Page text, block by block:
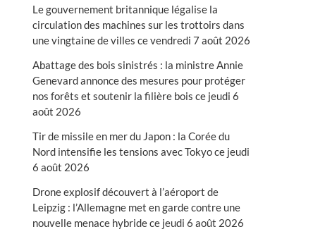
Le gouvernement britannique légalise la
circulation des machines sur les trottoirs dans
une vingtaine de villes ce vendredi 7 août 2026
Abattage des bois sinistrés : la ministre Annie
Genevard annonce des mesures pour protéger
nos forêts et soutenir la filière bois ce jeudi 6
août 2026
Tir de missile en mer du Japon : la Corée du
Nord intensifie les tensions avec Tokyo ce jeudi
6 août 2026
Drone explosif découvert à l’aéroport de
Leipzig : l’Allemagne met en garde contre une
nouvelle menace hybride ce jeudi 6 août 2026